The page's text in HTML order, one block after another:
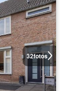
32fotos